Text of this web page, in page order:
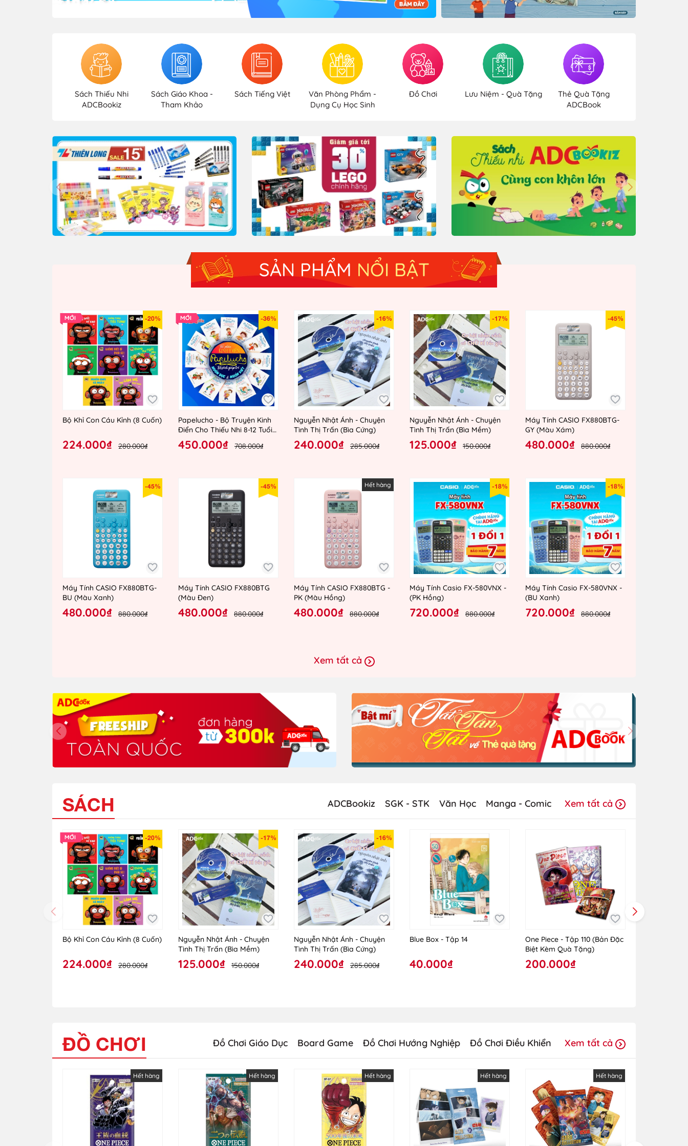
Sách Thiếu Nhi
ADCBookiz
Sách Giáo Khoa -
Tham Khảo
Sách Tiếng Việt
Văn Phòng Phẩm -
Dụng Cụ Học Sinh
Đồ Chơi Lưu Niệm - Quà Tặng
Thẻ Quà Tặng
ADCBook
SẢN PHẨM NỔI BẬT
-20%
Bộ Khỉ Con Cáu Kỉnh (8 Cuốn)
224.000₫ 280.000₫
-36%
Papelucho - Bộ Truyện Kinh
Điển Cho Thiếu Nhi 8-12 Tuổi
(12 Tập Lẻ)
450.000₫ 708.000₫
-16%
Nguyễn Nhật Ánh - Chuyện
Tình Thị Trấn (Bìa Cứng)
240.000₫ 285.000₫
-17%
Nguyễn Nhật Ánh - Chuyện
Tình Thị Trấn (Bìa Mềm)
125.000₫ 150.000₫
-45%
Máy Tính CASIO FX880BTG-
GY (Màu Xám)
480.000₫ 880.000₫
-45%
Máy Tính CASIO FX880BTG-
BU (Màu Xanh)
480.000₫ 880.000₫
-45%
Máy Tính CASIO FX880BTG
(Màu Đen)
480.000₫ 880.000₫
Hết hàng
Máy Tính CASIO FX880BTG -
PK (Màu Hồng)
480.000₫ 880.000₫
-18%
Máy Tính Casio FX-580VNX -
(PK Hồng)
720.000₫ 880.000₫
-18%
Máy Tính Casio FX-580VNX -
(BU Xanh)
720.000₫ 880.000₫
Xem tất cả
SÁCH ADCBookiz SGK - STK Văn Học Manga - Comic Xem tất cả
-20%
Bộ Khỉ Con Cáu Kỉnh (8 Cuốn)
224.000₫ 280.000₫
-17%
Nguyễn Nhật Ánh - Chuyện
Tình Thị Trấn (Bìa Mềm)
125.000₫ 150.000₫
-16%
Nguyễn Nhật Ánh - Chuyện
Tình Thị Trấn (Bìa Cứng)
240.000₫ 285.000₫
Blue Box - Tập 14
40.000₫
One Piece - Tập 110 (Bản Đặc
Biệt Kèm Quà Tặng)
200.000₫
ĐỒ CHƠI Đồ Chơi Giáo Dục Board Game Đồ Chơi Hướng Nghiệp Đồ Chơi Điều Khiển Xem tất cả
Hết hàng Hết hàng Hết hàng Hết hàng Hết hàng